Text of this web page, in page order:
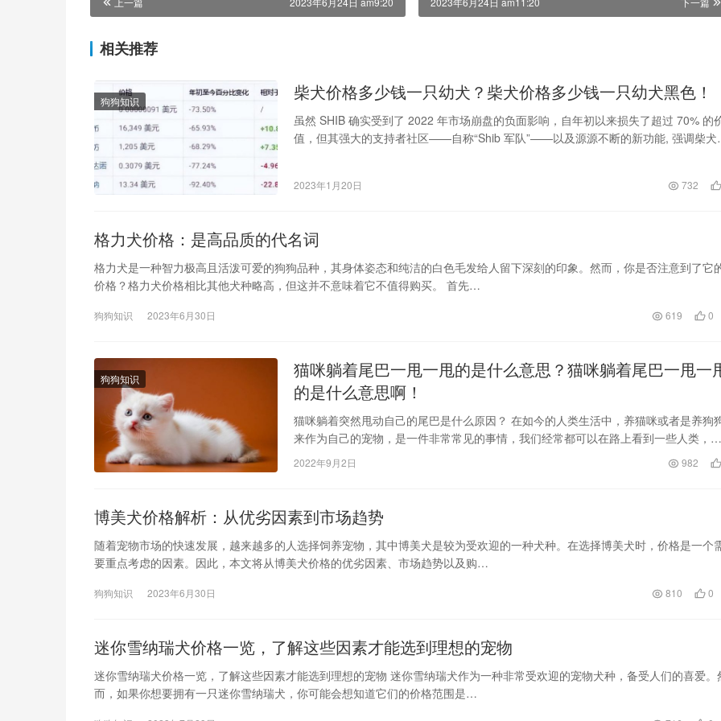
相关推荐
狗狗知识 柴犬价格多少钱一只幼犬？柴犬价格多少钱一只幼犬黑色！
虽然 SHIB 确实受到了 2022 年市场崩盘的负面影响，自年初以来损失了超过 70% 的
值，但其强大的支持者社区——自称“Shib 军队”——以及源源不断的新功能, 强调柴
2023年1月20日 732
格力犬价格：是高品质的代名词
格力犬是一种智力极高且活泼可爱的狗狗品种，其身体姿态和纯洁的白色毛发给人留下深刻的印象。然而，你是否注意到了它
价格？格力犬价格相比其他犬种略高，但这并不意味着它不值得购买。 首先…
狗狗知识 2023年6月30日 619 0
狗狗知识
猫咪躺着尾巴一甩一甩的是什么意思？猫咪躺着尾巴一甩一
的是什么意思啊！
猫咪躺着突然甩动自己的尾巴是什么原因？ 在如今的人类生活中，养猫咪或者是养狗
来作为自己的宠物，是一件非常常见的事情，我们经常都可以在路上看到一些人类，它
们在惬意地遛着狗，或者是用…
2022年9月2日 982
博美犬价格解析：从优劣因素到市场趋势
随着宠物市场的快速发展，越来越多的人选择饲养宠物，其中博美犬是较为受欢迎的一种犬种。在选择博美犬时，价格是一个
要重点考虑的因素。因此，本文将从博美犬价格的优劣因素、市场趋势以及购…
狗狗知识 2023年6月30日 810 0
迷你雪纳瑞犬价格一览，了解这些因素才能选到理想的宠物
迷你雪纳瑞犬价格一览，了解这些因素才能选到理想的宠物 迷你雪纳瑞犬作为一种非常受欢迎的宠物犬种，备受人们的喜爱。
而，如果你想要拥有一只迷你雪纳瑞犬，你可能会想知道它们的价格范围是…